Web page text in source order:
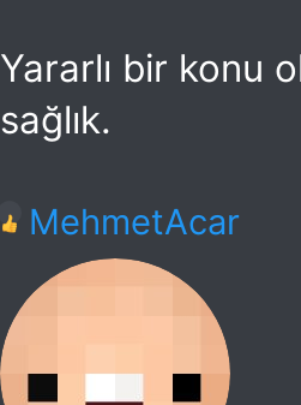
Yararlı bir konu
sağlık.
T
p
k
MehmetAcar